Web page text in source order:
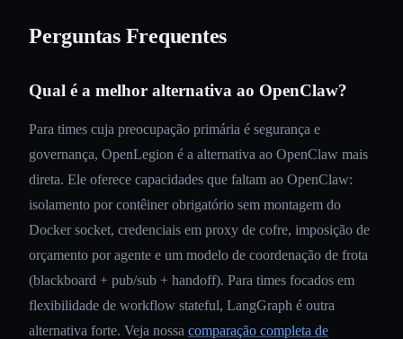
Perguntas Frequentes
Qual é a melhor alternativa ao OpenClaw?
Para times cuja preocupação primária é segurança e
governança, OpenLegion é a alternativa ao OpenClaw mais
direta. Ele oferece capacidades que faltam ao OpenClaw:
isolamento por contêiner obrigatório sem montagem do
Docker socket, credenciais em proxy de cofre, imposição de
orçamento por agente e um modelo de coordenação de frota
(blackboard + pub/sub + handoff). Para times focados em
flexibilidade de workflow stateful, LangGraph é outra
alternativa forte. Veja nossa comparação completa de